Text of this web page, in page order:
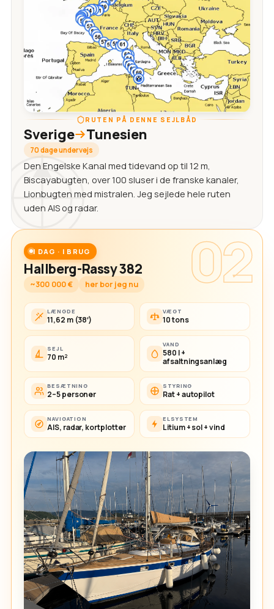
RUTEN PÅ DENNE SEJLBÅD
Sverige Tunesien
70 dage undervejs
Den Engelske Kanal med tidevand op til 12 m,
Biscayabugten, over 100 sluser i de franske kanaler,
Lionbugten med mistralen. Jeg sejlede hele ruten
uden AIS og radar.
02
I DAG · I BRUG
Hallberg-Rassy 382
~300 000 € her bor jeg nu
LÆNGDE
11,62 m (38′)
VÆGT
10 tons
SEJL
70 m²
VAND
580 l +
afsaltningsanlæg
BESÆTNING
2–5 personer
STYRING
Rat + autopilot
NAVIGATION
AIS, radar, kortplotter
ELSYSTEM
Litium + sol + vind